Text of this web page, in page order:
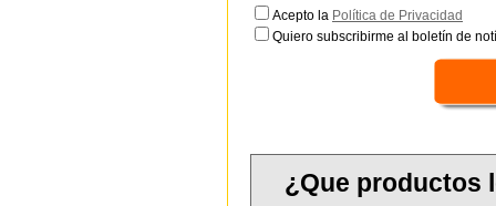
Acepto la Política de Privacidad
Quiero subscribirme al boletín de
¿Que productos